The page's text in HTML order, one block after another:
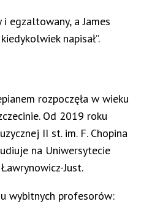
i egzaltowany, a James
napisał”.
rozpoczęła w wieku
Od 2019 roku
II st. im. F. Chopina
na Uniwersytecie
Just.
wybitnych profesorów: